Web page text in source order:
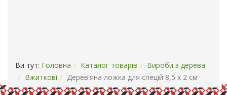
Ви тут: Головна Каталог товарів
Вироби з дерева
Вжиткові
Дерев'яна ложка для спецій 8,5 х 2 см